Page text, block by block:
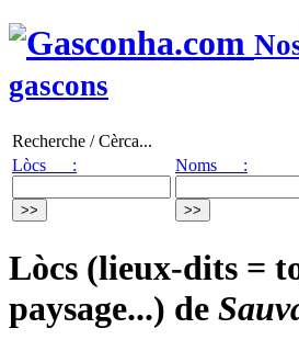
gascons
Recherche / Cèrca...
Lòcs :
Noms :
Lòcs (lieux-dits =
paysage...) de